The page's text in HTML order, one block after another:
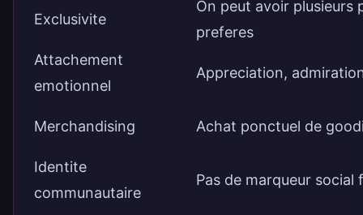
Exclusivite
On peut avoir plusieurs
preferes
Attachement
emotionnel
Appreciation,
Merchandising Achat ponctuel de
Identite
communautaire
Pas de marqueur social